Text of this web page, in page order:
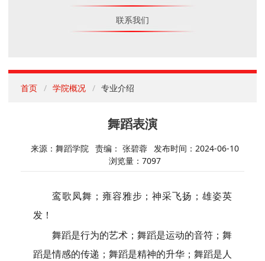
联系我们
首页 学院概况 专业介绍
舞蹈表演
来源：舞蹈学院 责编： 张碧蓉
发布时间：2024-06-10
浏览量： 7097
鸾歌凤舞；雍容雅步；神采飞扬；雄姿英
发！
舞蹈是行为的艺术；舞蹈是运动的音符；舞
蹈是情感的传递；舞蹈是精神的升华；舞蹈是人